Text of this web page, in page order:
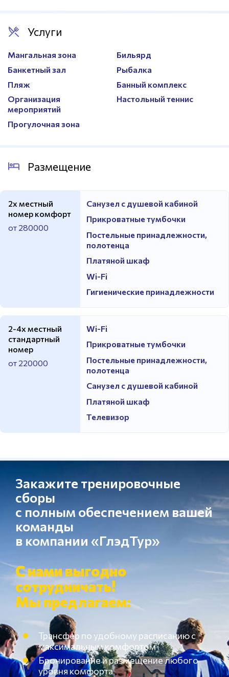
Услуги
Мангальная зона
Бильярд
Банкетный зал
Рыбалка
Пляж
Банный комплекс
Организация
мероприятий
Настольный теннис
Прогулочная зона
Размещение
2х местный
номер комфорт
от 280000
Санузел с душевой кабиной
Прикроватные тумбочки
Постельные принадлежности,
полотенца
Платяной шкаф
Wi-Fi
Гигиенические принадлежности
2-4х местный
стандартный
номер
от 220000
Wi-Fi
Прикроватные тумбочки
Постельные принадлежности,
полотенца
Санузел с душевой кабиной
Платяной шкаф
Телевизор
Закажите тренировочные
сборы
с полным обеспечением вашей
команды
в компании «ГлэдТур»
С нами выгодно
сотрудничать!
Мы предлагаем:
Трансфер по удобному расписанию с
максимальным комфортом
Бронирование и размещение любого
уровня комфорта